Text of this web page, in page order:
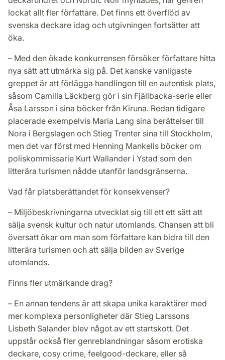
lockat allt fler författare. Det finns ett överflöd av
svenska deckare idag och utgivningen fortsätter att
öka.
– Med den ökade konkurrensen försöker författare hitta
nya sätt att utmärka sig på. Det kanske vanligaste
greppet är att förlägga handlingen till en autentisk plats,
såsom Camilla Läckberg gör i sin Fjällbacka-serie eller
Åsa Larsson i sina böcker från Kiruna. Redan tidigare
placerade exempelvis Maria Lang sina berättelser till
Nora i Bergslagen och Stieg Trenter sina till Stockholm,
men det var först med Henning Mankells böcker om
poliskommissarie Kurt Wallander i Ystad som den
litterära turismen nådde utanför landsgränserna.
Vad får platsberättandet för konsekvenser?
– Miljöbeskrivningarna utvecklat sig till ett ett sätt att
sälja svensk kultur och natur utomlands. Chansen att bli
översatt ökar om man som författare kan bidra till den
litterära turismen och att sälja bilden av Sverige
utomlands.
Finns fler utmärkande drag?
– En annan tendens är att skapa unika karaktärer med
mer komplexa personligheter där Stieg Larssons
Lisbeth Salander blev något av ett startskott. Det
uppstår också fler genreblandningar såsom erotiska
deckare, cosy crime, feelgood-deckare, eller så